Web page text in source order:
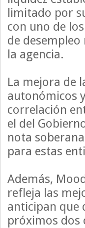
limitado por
con uno de
de
la agencia.
La mejora de
autonómicos
correlación
el del
nota
para estas
Además,
refleja las
anticipan que
próximos dos